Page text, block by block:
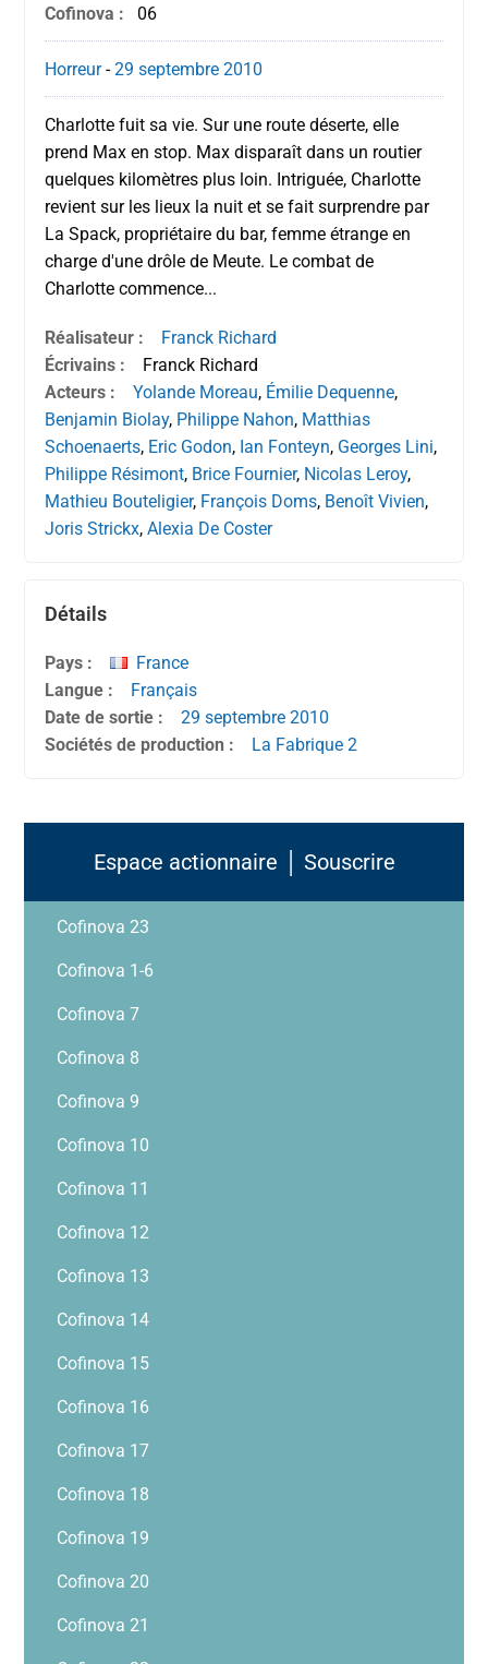
Cofinova : 06
Horreur-29 septembre 2010
Charlotte fuit sa vie. Sur une route déserte, elle
prend Max en stop. Max disparaît dans un routier
quelques kilomètres plus loin. Intriguée, Charlotte
revient sur les lieux la nuit et se fait surprendre par
La Spack, propriétaire du bar, femme étrange en
charge d'une drôle de Meute. Le combat de
Charlotte commence...
Réalisateur :
Franck Richard
Écrivains :
Franck Richard
Acteurs :
Yolande Moreau, Émilie Dequenne,
Benjamin Biolay, Philippe Nahon, Matthias
Schoenaerts, Eric Godon, Ian Fonteyn, Georges Lini,
Philippe Résimont, Brice Fournier, Nicolas Leroy,
Mathieu Bouteligier, François Doms, Benoît Vivien,
Joris Strickx,Alexia De Coster
Détails
Pays :
France
Langue :
Français
Date de sortie :
29 septembre 2010
Sociétés de production :
La Fabrique 2
Espace actionnaire │ Souscrire
Cofinova 23
Cofinova 1-6
Cofinova 7
Cofinova 8
Cofinova 9
Cofinova 10
Cofinova 11
Cofinova 12
Cofinova 13
Cofinova 14
Cofinova 15
Cofinova 16
Cofinova 17
Cofinova 18
Cofinova 19
Cofinova 20
Cofinova 21